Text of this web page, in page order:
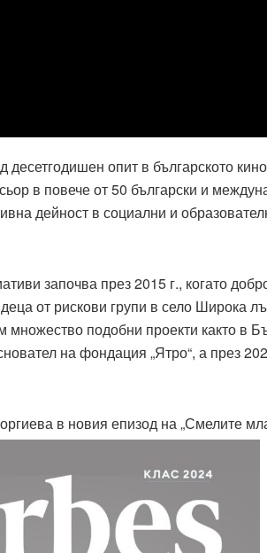
опит в българското
в повече от 50 български и
дейност в социални и
започва през 2015 г., когато
от рискови групи в село Широка
множество подобни проекти както в
на фондация „Ятро“, а през
в новия епизод на „Смелите